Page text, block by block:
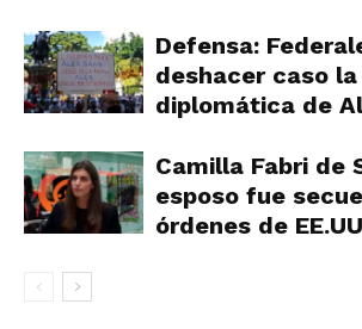
Defensa:
deshacer caso
diplomática de
Camilla Fabri de
esposo fue
órdenes de